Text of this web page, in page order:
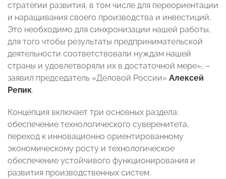
стратегии развития, в том числе для переориентации
и наращивания своего производства и инвестиций.
Это необходимо для синхронизации нашей работы,
для того чтобы результаты предпринимательской
деятельности соответствовали нуждам нашей
страны и удовлетворяли их в достаточной мере», –
заявил председатель «Деловой России» Алексей
Репик.
Концепция включает три основных раздела:
обеспечение технологического суверенитета,
переход к инновационно ориентированному
экономическому росту и технологическое
обеспечение устойчивого функционирования и
развития производственных систем.